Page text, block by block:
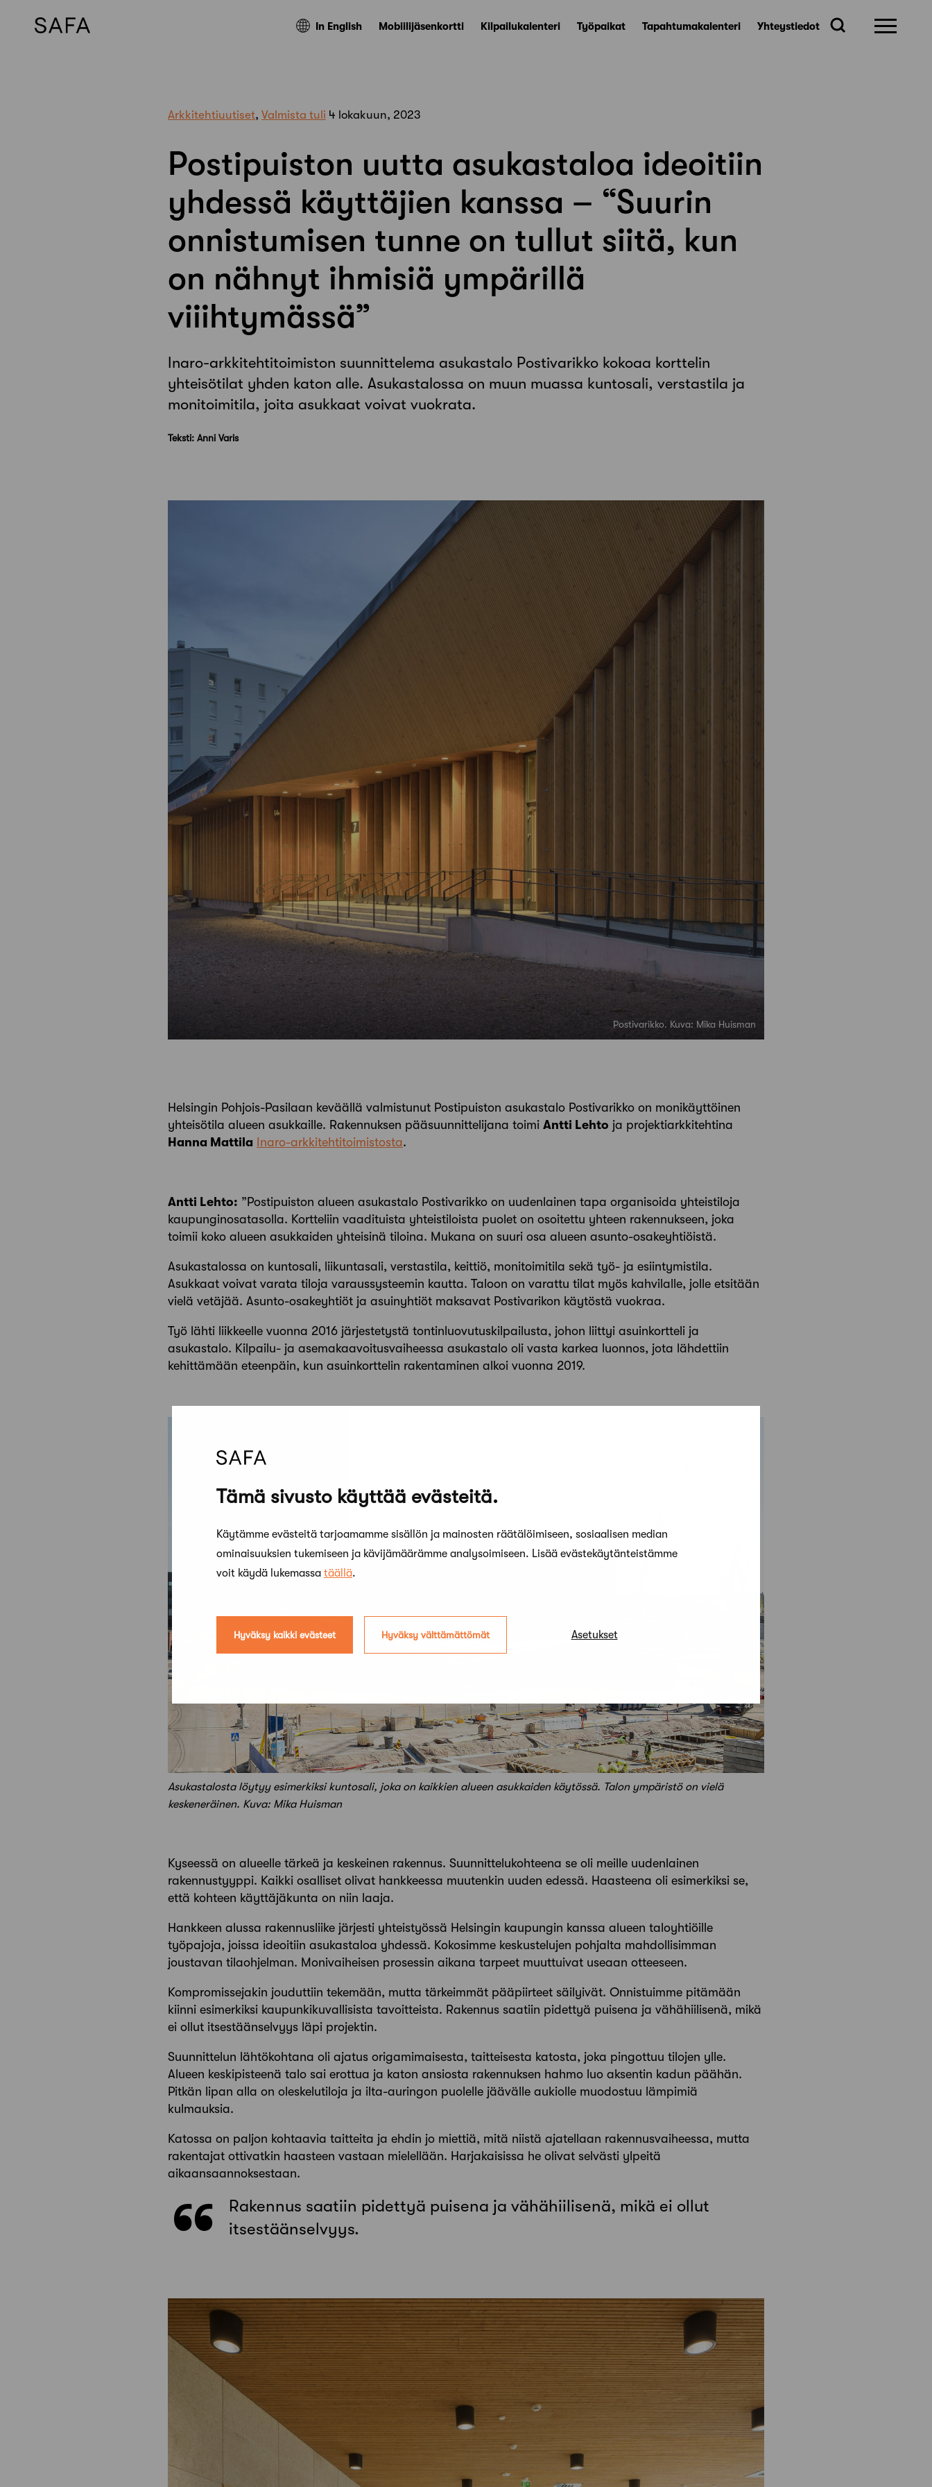
Tämä sivusto käyttää evästeitä.
Käytämme evästeitä tarjoamamme sisällön ja mainosten räätälöimiseen, sosiaalisen median
ominaisuuksien tukemiseen ja kävijämäärämme analysoimiseen. Lisää evästekäytänteistämme
voit käydä lukemassa täällä.
Hyväksy kaikki evästeet Hyväksy välttämättömät Asetukset
In English Mobiilijäsenkortti Kilpailukalenteri Työpaikat Tapahtumakalenteri Yhteystiedot
Arkkitehtiuutiset, Valmista tuli 4 lokakuun, 2023
Postipuiston uutta asukastaloa ideoitiin
yhdessä käyttäjien kanssa – “Suurin
onnistumisen tunne on tullut siitä, kun
on nähnyt ihmisiä ympärillä
viiihtymässä”
Inaro-arkkitehtitoimiston suunnittelema asukastalo Postivarikko kokoaa korttelin
yhteisötilat yhden katon alle. Asukastalossa on muun muassa kuntosali, verstastila ja
monitoimitila, joita asukkaat voivat vuokrata.
Teksti: Anni Varis
Postivarikko. Kuva: Mika Huisman
Helsingin Pohjois-Pasilaan keväällä valmistunut Postipuiston asukastalo Postivarikko on monikäyttöinen
yhteisötila alueen asukkaille. Rakennuksen pääsuunnittelijana toimi Antti Lehto ja projektiarkkitehtina
Hanna Mattila Inaro-arkkitehtitoimistosta.
Antti Lehto: ”Postipuiston alueen asukastalo Postivarikko on uudenlainen tapa organisoida yhteistiloja
kaupunginosatasolla. Kortteliin vaadituista yhteistiloista puolet on osoitettu yhteen rakennukseen, joka
toimii koko alueen asukkaiden yhteisinä tiloina. Mukana on suuri osa alueen asunto-osakeyhtiöistä.
Asukastalossa on kuntosali, liikuntasali, verstastila, keittiö, monitoimitila sekä työ- ja esiintymistila.
Asukkaat voivat varata tiloja varaussysteemin kautta. Taloon on varattu tilat myös kahvilalle, jolle etsitään
vielä vetäjää. Asunto-osakeyhtiöt ja asuinyhtiöt maksavat Postivarikon käytöstä vuokraa.
Työ lähti liikkeelle vuonna 2016 järjestetystä tontinluovutuskilpailusta, johon liittyi asuinkortteli ja
asukastalo. Kilpailu- ja asemakaavoitusvaiheessa asukastalo oli vasta karkea luonnos, jota lähdettiin
kehittämään eteenpäin, kun asuinkorttelin rakentaminen alkoi vuonna 2019.
Asukastalosta löytyy esimerkiksi kuntosali, joka on kaikkien alueen asukkaiden käytössä. Talon ympäristö on vielä
keskeneräinen. Kuva: Mika Huisman
Kyseessä on alueelle tärkeä ja keskeinen rakennus. Suunnittelukohteena se oli meille uudenlainen
rakennustyyppi. Kaikki osalliset olivat hankkeessa muutenkin uuden edessä. Haasteena oli esimerkiksi se,
että kohteen käyttäjäkunta on niin laaja.
Hankkeen alussa rakennusliike järjesti yhteistyössä Helsingin kaupungin kanssa alueen taloyhtiöille
työpajoja, joissa ideoitiin asukastaloa yhdessä. Kokosimme keskustelujen pohjalta mahdollisimman
joustavan tilaohjelman. Monivaiheisen prosessin aikana tarpeet muuttuivat useaan otteeseen.
Kompromissejakin jouduttiin tekemään, mutta tärkeimmät pääpiirteet säilyivät. Onnistuimme pitämään
kiinni esimerkiksi kaupunkikuvallisista tavoitteista. Rakennus saatiin pidettyä puisena ja vähä­hiilisenä, mikä
ei ollut itsestäänselvyys läpi projektin.
Suunnittelun lähtökohtana oli ajatus origamimaisesta, taitteisesta katosta, joka pingottuu tilojen ylle.
Alueen keskipisteenä talo sai erottua ja katon ansiosta rakennuksen hahmo luo aksentin kadun päähän.
Pitkän lipan alla on oleskelutiloja ja ilta-auringon puolelle jäävälle aukiolle muodostuu lämpimiä
kulmauksia.
Katossa on paljon kohtaavia taitteita ja ehdin jo miettiä, mitä niistä ajatellaan rakennusvaiheessa, mutta
rakentajat ottivatkin haasteen vastaan mielellään. Harjakaisissa he olivat selvästi ylpeitä
aikaansaannoksestaan.
Rakennus saatiin pidettyä puisena ja vähä­hiilisenä, mikä ei ollut
itsestäänselvyys.